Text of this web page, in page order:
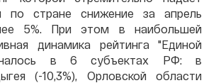
стране снижение за апрель
5%. При этом в наибольшей
динамика рейтинга "Единой
в 6 субъектах РФ: в
(-10,3%), Орловской области